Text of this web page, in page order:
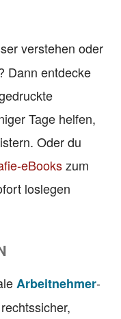
verstehen oder
Dann entdecke
Tage helfen,
Oder du
eBookszum
loslegen
Arbeitnehmer-